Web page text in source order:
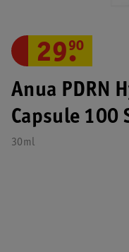
Anua PDRN
Capsule 100
30ml
29.
90